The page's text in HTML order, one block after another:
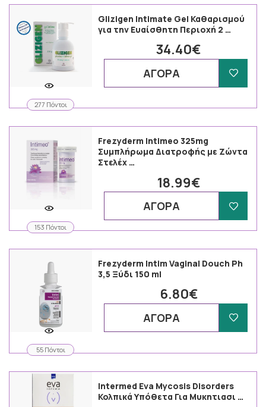
277 Πόντοι
Glizigen Intimate Gel Καθαρισμού
για την Ευαίσθητη Περιοχή 2 …
34.40€
ΑΓΟΡΑ
153 Πόντοι
Frezyderm Intimeo 325mg
Συμπλήρωμα Διατροφής με Ζώντα
Στελέχ …
18.99€
ΑΓΟΡΑ
55 Πόντοι
Frezyderm Intim Vaginal Douch Ph
3,5 Ξύδι 150 ml
6.80€
ΑΓΟΡΑ
Intermed Eva Mycosis Disorders
Κολπικά Υπόθετα Για Μυκητιασι …